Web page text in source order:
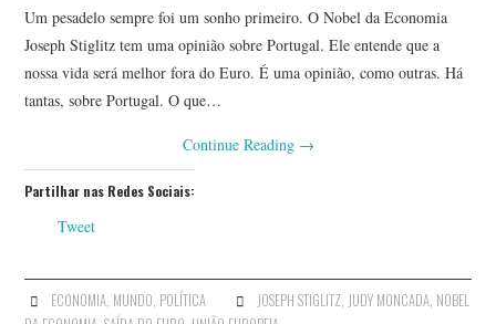
Um pesadelo sempre foi um sonho primeiro. O Nobel da Economia
Joseph Stiglitz tem uma opinião sobre Portugal. Ele entende que a
nossa vida será melhor fora do Euro. É uma opinião, como outras. Há
tantas, sobre Portugal. O que…
Continue Reading →
Partilhar nas Redes Sociais:
Tweet
ECONOMIA, MUNDO POLÍTICA JOSEPH STIGLITZ, JUDY MONCADA, NOBEL